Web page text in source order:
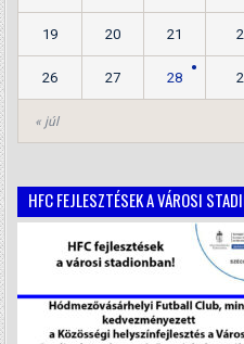
« júl
19 20 21
26 27 28
HFC FEJLESZTÉSEK A VÁROSI